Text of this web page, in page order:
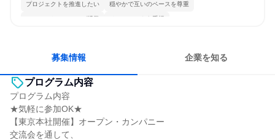
プロジェクトを推進したい 穏やかで互いのペースを尊重
コミュニケーションが活発 チームワークを重視
募集情報 企業を知る
プログラム内容
プログラム内容
★気軽に参加OK★
【東京本社開催】オープン・カンパニー
交流会を通して、